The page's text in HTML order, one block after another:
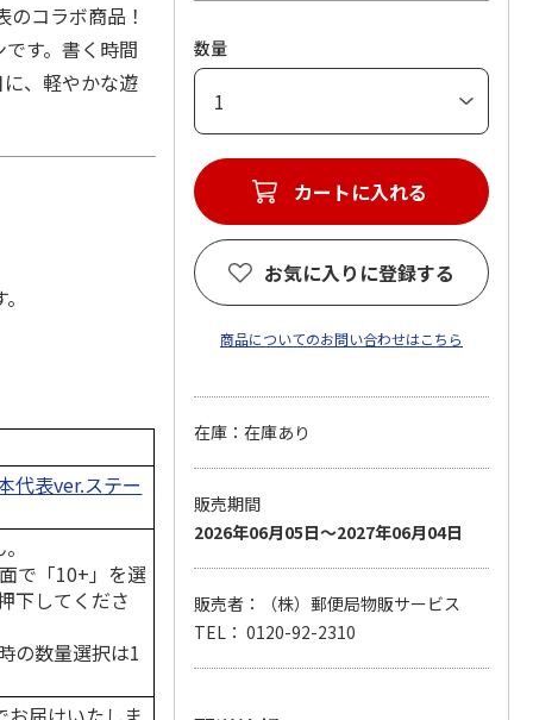
コラボ商品！
す。書く時間
、軽やかな遊
代表ver.ステー
で「10+」を選
下してくださ
の数量選択は1
数量
カートに入れる
お気に入りに登録する
商品についてのお問い合わせはこちら
在庫：在庫あり
販売期間
2026年06月05日～2027年06月04日
販売者：（株）郵便局物販サービス
TEL： 0120-92-2310